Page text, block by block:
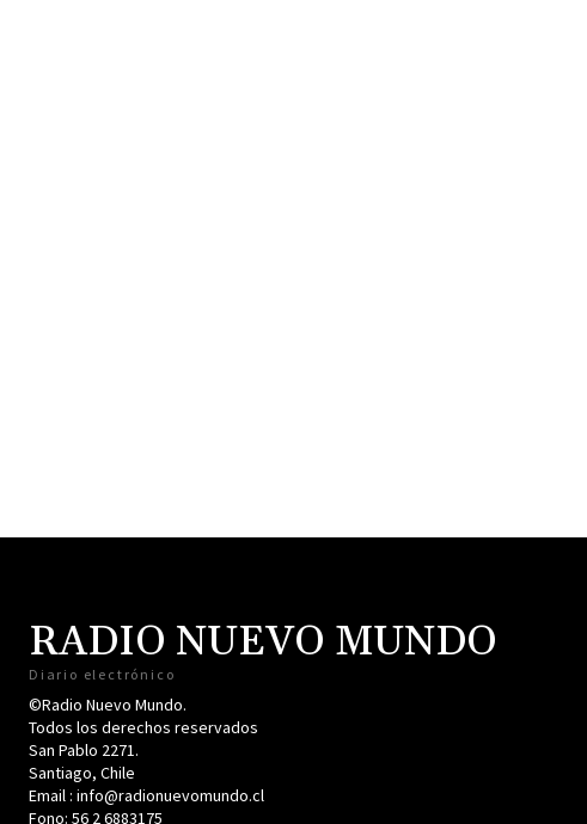
RADIO NUEVO MUNDO
Diario electrónico
©Radio Nuevo Mundo.
Todos los derechos reservados
San Pablo 2271.
Santiago, Chile
Email : info@radionuevomundo.cl
Fono: 56 2 6883175